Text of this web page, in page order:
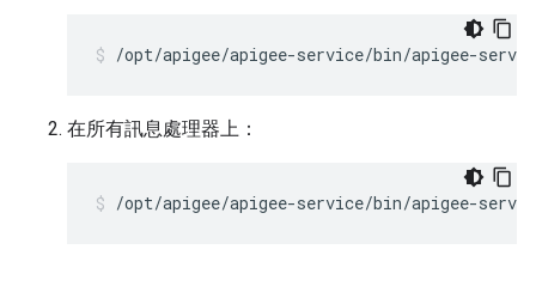
/opt/apigee/apigee-service/bin/apigee-
在所有訊息處理器上：
/opt/apigee/apigee-service/bin/apigee-